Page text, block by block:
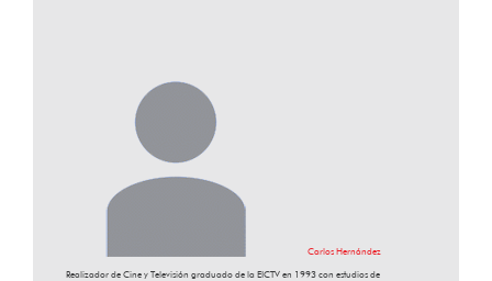
Carlos Hernández
Realizador de Cine y Televisión graduado de la EICTV en 1993 con estudios de